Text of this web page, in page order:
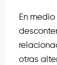
En
otras